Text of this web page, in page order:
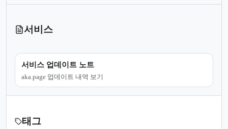
서비스
서비스 업데이트 노트
aka.page 업데이트 내역 보기
태그